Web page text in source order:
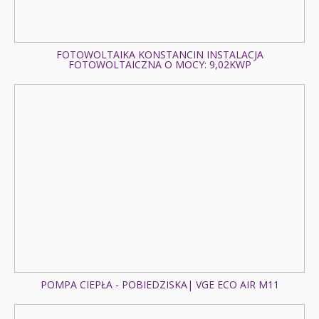
Fotowoltaika Korzeniew - Instalacja fotowoltaiczna o
mocy: 39,9 kWp
fotowoltaiczna o mocy: 10,80 kWp
Pompa ciepła Blizanówek - Innova 10 kW
Fotowoltaika z magazynem energii - Staw - Instalacja
FOTOWOLTAIKA KONSTANCIN INSTALACJA
FOTOWOLTAICZNA O MOCY: 9,02KWP
POMPA CIEPŁA - POBIEDZISKA| VGE ECO AIR M11